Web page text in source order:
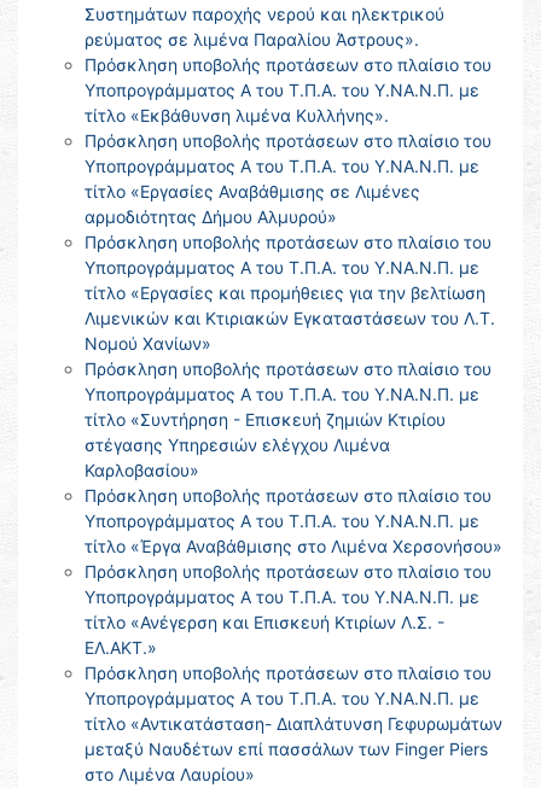
Συστημάτων παροχής νερού και ηλεκτρικού
ρεύματος σε λιμένα Παραλίου Άστρους».
Πρόσκληση υποβολής προτάσεων στο πλαίσιο του
Υποπρογράμματος Α του Τ.Π.Α. του Υ.ΝΑ.Ν.Π. με
τίτλο «Εκβάθυνση λιμένα Κυλλήνης».
Πρόσκληση υποβολής προτάσεων στο πλαίσιο του
Υποπρογράμματος Α του Τ.Π.Α. του Υ.ΝΑ.Ν.Π. με
τίτλο «Εργασίες Αναβάθμισης σε Λιμένες
αρμοδιότητας Δήμου Αλμυρού»
Πρόσκληση υποβολής προτάσεων στο πλαίσιο του
Υποπρογράμματος Α του Τ.Π.Α. του Υ.ΝΑ.Ν.Π. με
τίτλο «Εργασίες και προμήθειες για την βελτίωση
Λιμενικών και Κτιριακών Εγκαταστάσεων του Λ.Τ.
Νομού Χανίων»
Πρόσκληση υποβολής προτάσεων στο πλαίσιο του
Υποπρογράμματος Α του Τ.Π.Α. του Υ.ΝΑ.Ν.Π. με
τίτλο «Συντήρηση - Επισκευή ζημιών Κτιρίου
στέγασης Υπηρεσιών ελέγχου Λιμένα
Καρλοβασίου»
Πρόσκληση υποβολής προτάσεων στο πλαίσιο του
Υποπρογράμματος Α του Τ.Π.Α. του Υ.ΝΑ.Ν.Π. με
τίτλο «Έργα Αναβάθμισης στο Λιμένα Χερσονήσου»
Πρόσκληση υποβολής προτάσεων στο πλαίσιο του
Υποπρογράμματος Α του Τ.Π.Α. του Υ.ΝΑ.Ν.Π. με
τίτλο «Ανέγερση και Επισκευή Κτιρίων Λ.Σ. -
ΕΛ.ΑΚΤ.»
Πρόσκληση υποβολής προτάσεων στο πλαίσιο του
Υποπρογράμματος Α του Τ.Π.Α. του Υ.ΝΑ.Ν.Π. με
τίτλο «Αντικατάσταση- Διαπλάτυνση Γεφυρωμάτων
μεταξύ Ναυδέτων επί πασσάλων των Finger Piers
στο Λιμένα Λαυρίου»